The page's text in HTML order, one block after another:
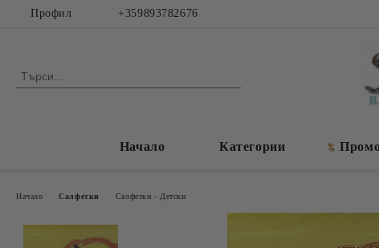
Профил +359893782676
Начало Категории
Начало Салфетки Салфетки - Детски